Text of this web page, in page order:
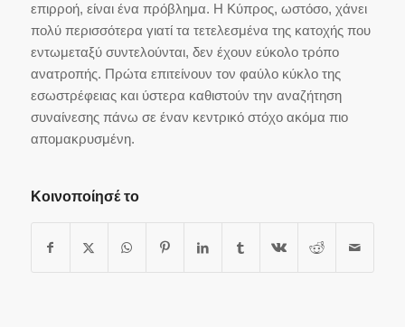
επιρροή, είναι ένα πρόβλημα. Η Κύπρος, ωστόσο, χάνει
πολύ περισσότερα γιατί τα τετελεσμένα της κατοχής που
εντωμεταξύ συντελούνται, δεν έχουν εύκολο τρόπο
ανατροπής. Πρώτα επιτείνουν τον φαύλο κύκλο της
εσωστρέφειας και ύστερα καθιστούν την αναζήτηση
συναίνεσης πάνω σε έναν κεντρικό στόχο ακόμα πιο
απομακρυσμένη.
Κοινοποίησέ το